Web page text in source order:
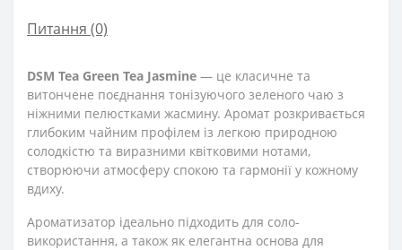
Питання (0)
DSM Tea Green Tea Jasmine — це класичне та
витончене поєднання тонізуючого зеленого чаю з
ніжними пелюстками жасмину. Аромат розкривається
глибоким чайним профілем із легкою природною
солодкістю та виразними квітковими нотами,
створюючи атмосферу спокою та гармонії у кожному
вдиху.
Ароматизатор ідеально підходить для соло-
використання, а також як елегантна основа для